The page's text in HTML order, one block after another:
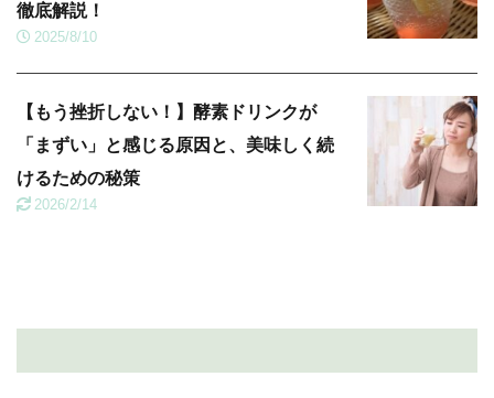
徹底解説！
2025/8/10
【もう挫折しない！】酵素ドリンクが
「まずい」と感じる原因と、美味しく続
けるための秘策
2026/2/14